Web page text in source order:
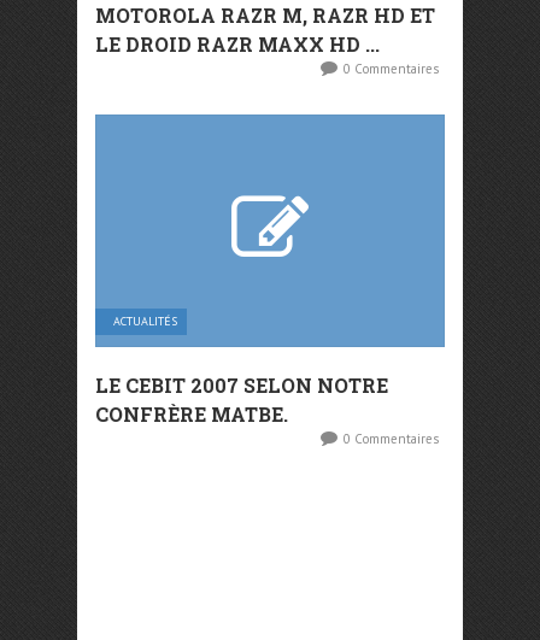
MOTOROLA RAZR M, RAZR HD ET
LE DROID RAZR MAXX HD ...
0 Commentaires
ACTUALITÉS
LE CEBIT 2007 SELON NOTRE
CONFRÈRE MATBE.
0 Commentaires